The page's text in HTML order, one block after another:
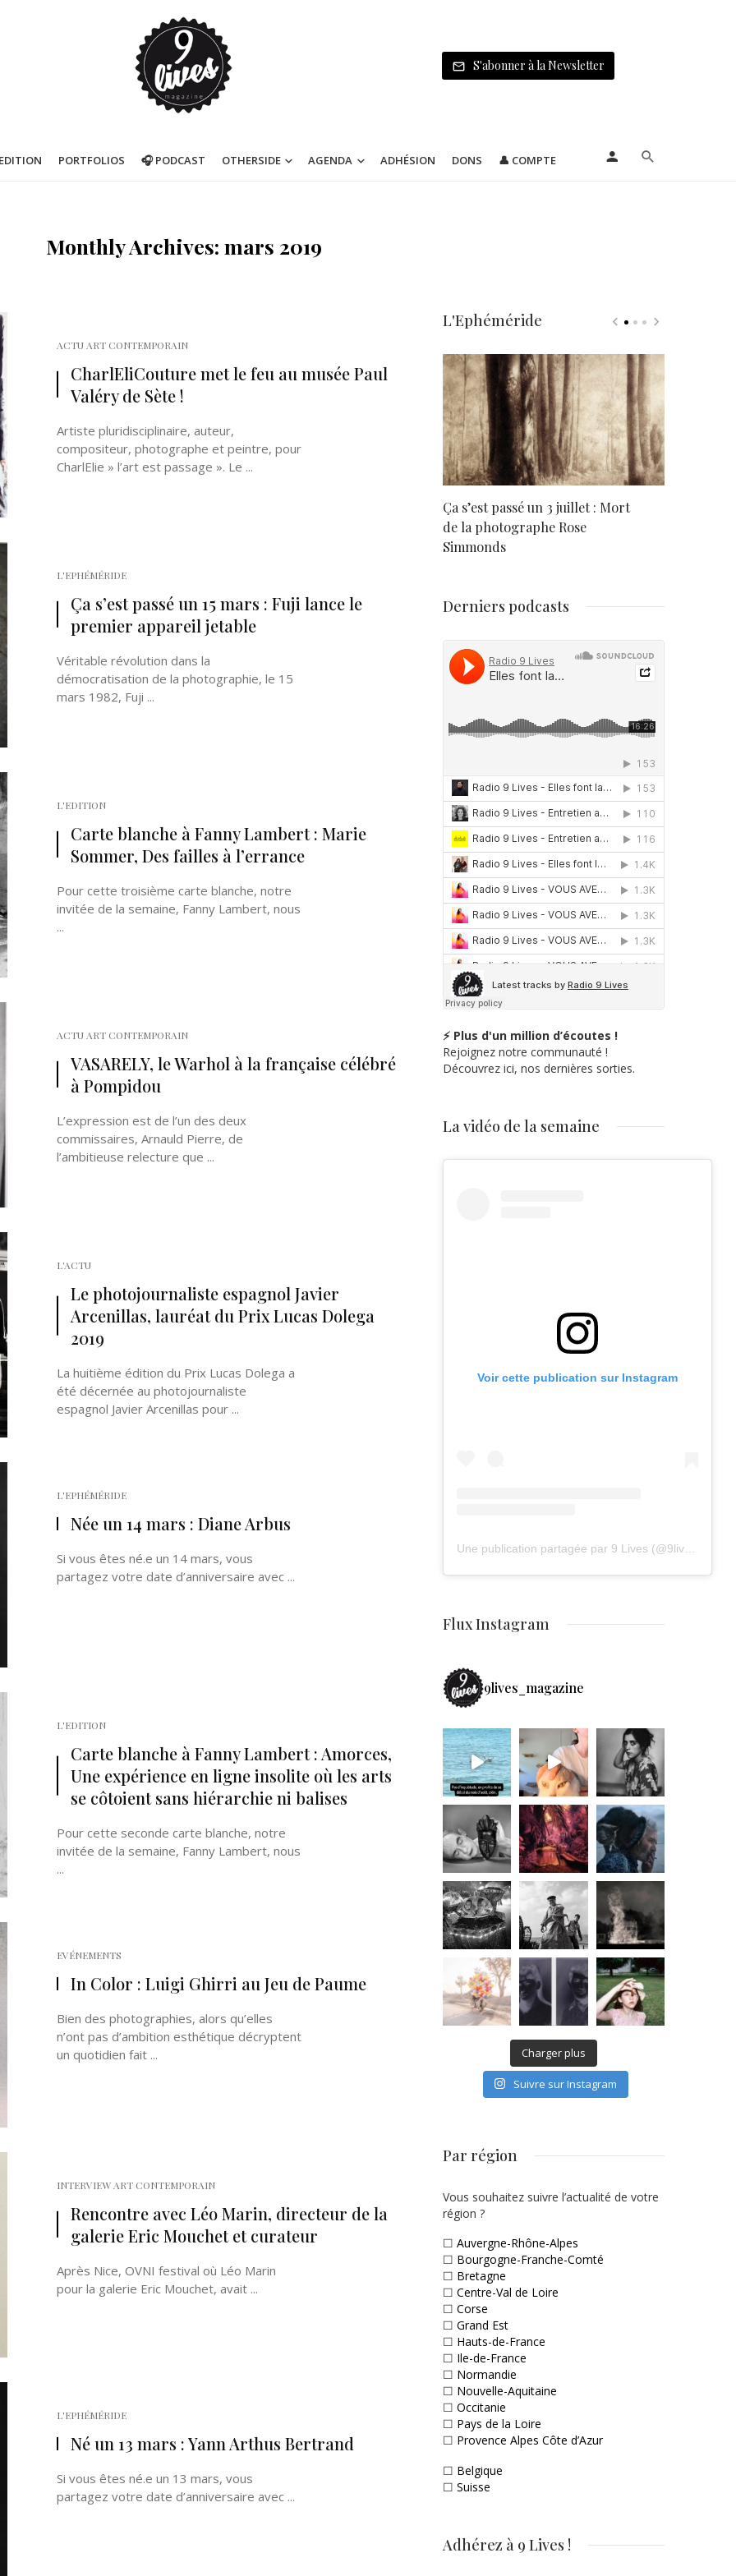
S'abonner à la Newsletter
PORTFOLIOS 🎧 PODCAST OTHERSIDE AGENDA ADHÉSION DONS 👤 COMPTE
Monthly Archives: mars 2019
ACTU ART CONTEMPORAIN
CharlEliCouture met le feu au musée Paul
Valéry de Sète !
Artiste pluridisciplinaire, auteur,
compositeur, photographe et peintre, pour
CharlElie » l’art est passage ». Le ...
L'EPHÉMÉRIDE
Ça s’est passé un 15 mars : Fuji lance le
premier appareil jetable
Véritable révolution dans la
démocratisation de la photographie, le 15
mars 1982, Fuji ...
L'EDITION
Carte blanche à Fanny Lambert : Marie
Sommer, Des failles à l’errance
Pour cette troisième carte blanche, notre
invitée de la semaine, Fanny Lambert, nous
...
ACTU ART CONTEMPORAIN
VASARELY, le Warhol à la française célébré
à Pompidou
L’expression est de l’un des deux
commissaires, Arnauld Pierre, de
l’ambitieuse relecture que ...
L'ACTU
Le photojournaliste espagnol Javier
Arcenillas, lauréat du Prix Lucas Dolega
2019
La huitième édition du Prix Lucas Dolega a
été décernée au photojournaliste
espagnol Javier Arcenillas pour ...
L'EPHÉMÉRIDE
Née un 14 mars : Diane Arbus
Si vous êtes né.e un 14 mars, vous
partagez votre date d’anniversaire avec ...
L'EDITION
Carte blanche à Fanny Lambert : Amorces,
Une expérience en ligne insolite où les arts
se côtoient sans hiérarchie ni balises
Pour cette seconde carte blanche, notre
invitée de la semaine, Fanny Lambert, nous
...
EVÉNEMENTS
In Color : Luigi Ghirri au Jeu de Paume
Bien des photographies, alors qu’elles
n’ont pas d’ambition esthétique décryptent
un quotidien fait ...
INTERVIEW ART CONTEMPORAIN
Rencontre avec Léo Marin, directeur de la
galerie Eric Mouchet et curateur
Après Nice, OVNI festival où Léo Marin
pour la galerie Eric Mouchet, avait ...
L'EPHÉMÉRIDE
Né un 13 mars : Yann Arthus Bertrand
Si vous êtes né.e un 13 mars, vous
partagez votre date d’anniversaire avec ...
L'Ephéméride
Né un 2 juillet : André Kertész
Ça s’est passé un 3 juillet : Mort
de la photographe Rose
Simmonds
Derniers podcasts
⚡ Plus d'un million d’écoutes !
Rejoignez notre communauté !
Découvrez ici, nos dernières sorties.
La vidéo de la semaine
Voir cette publication sur Instagram
Flux Instagram
9lives_magazine
Charger plus
Suivre sur Instagram
Par région
Vous souhaitez suivre l’actualité de votre
région ?
☐ Auvergne-Rhône-Alpes
☐ Bourgogne-Franche-Comté
☐ Bretagne
☐ Centre-Val de Loire
☐ Corse
☐ Grand Est
☐ Hauts-de-France
☐ Ile-de-France
☐ Normandie
☐ Nouvelle-Aquitaine
☐ Occitanie
☐ Pays de la Loire
☐ Provence Alpes Côte d’Azur
☐ Belgique
☐ Suisse
Adhérez à 9 Lives !